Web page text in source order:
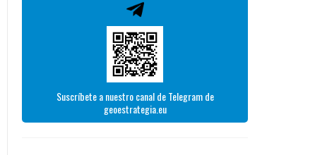
Suscríbete a nuestro canal de Telegram de
geoestrategia.eu